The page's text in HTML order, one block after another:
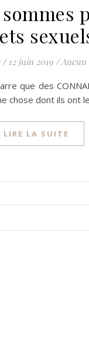
/ 12 juin 2019 /Aucun
chose dont ils ont
LIRE LA SUITE